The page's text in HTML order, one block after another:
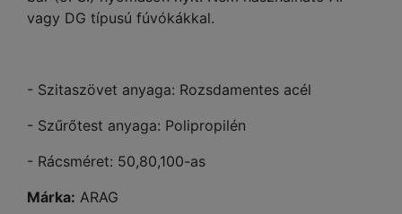
vagy DG típusú fúvókákkal.
- Szitaszövet anyaga: Rozsdamentes acél
- Szűrőtest anyaga: Polipropilén
- Rácsméret: 50,80,100-as
Márka: ARAG